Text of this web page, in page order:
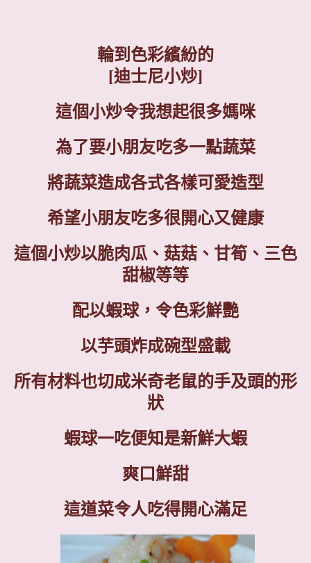
輪到色彩繽紛的
[迪士尼小炒]
這個小炒令我想起很多媽咪
為了要小朋友吃多一點蔬菜
將蔬菜造成各式各樣可愛造型
希望小朋友吃多很開心又健康
這個小炒以脆肉瓜、菇菇、甘筍、三色
甜椒等等
配以蝦球，令色彩鮮艷
以芋頭炸成碗型盛載
所有材料也切成米奇老鼠的手及頭的形
狀
蝦球一吃便知是新鮮大蝦
爽口鮮甜
這道菜令人吃得開心滿足